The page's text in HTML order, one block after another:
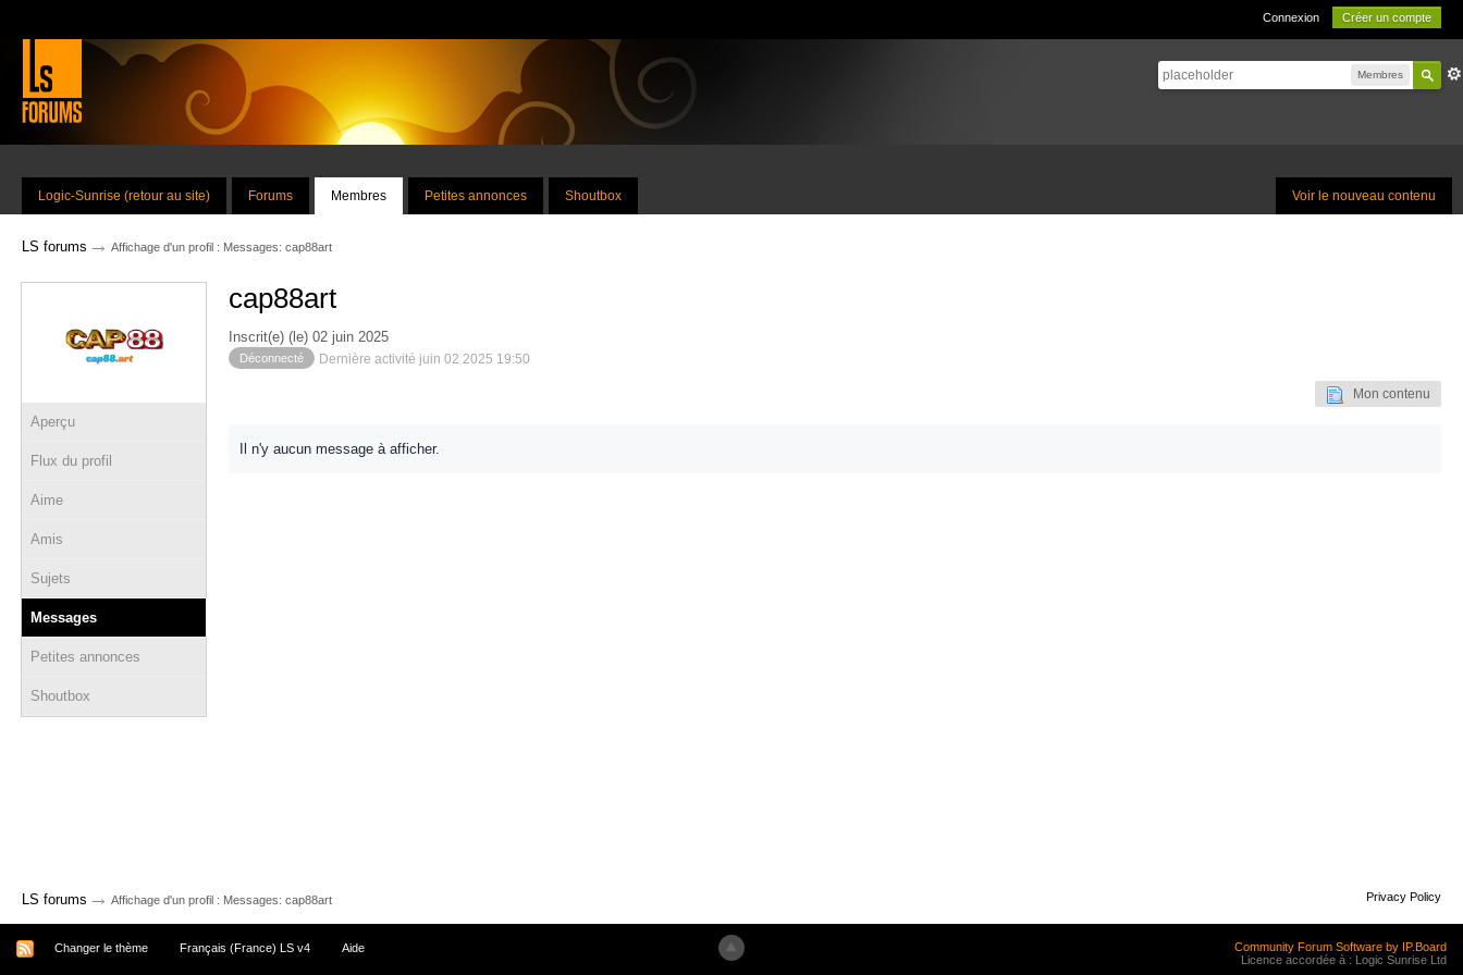
Connexion Créer un compte
Membres
Voir le nouveau contenu
Logic-Sunrise (retour au site) Forums Membres Petites annonces Shoutbox
LS forums → Affichage d'un profil : Messages: cap88art
Aperçu
Flux du profil
Aime
Amis
Sujets
Messages
Petites annonces
Shoutbox
cap88art
Inscrit(e) (le) 02 juin 2025
Déconnecté Dernière activité juin 02 2025 19:50
Mon contenu
Il n'y aucun message à afficher.
LS forums → Affichage d'un profil : Messages: cap88art Privacy Policy
Changer le thème Français (France) LS v4 Aide
Community Forum Software by IP.Board
Licence accordée à : Logic Sunrise Ltd